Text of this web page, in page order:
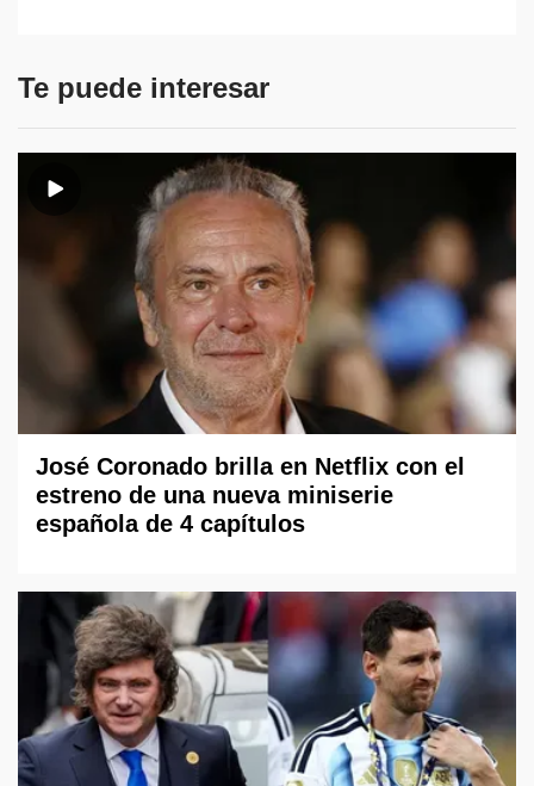
Te puede interesar
José Coronado brilla en Netflix con el
estreno de una nueva miniserie
española de 4 capítulos